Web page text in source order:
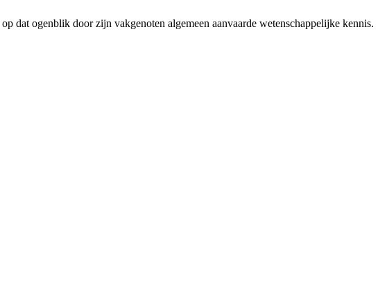
dat ogenblik door zijn vakgenoten algemeen aanvaarde wetenschappelijke kennis.